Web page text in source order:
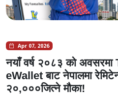
Apr 07, 2026
नयाँ वर्ष २०८३ को
eWallet बाट नेपालमा
२०,०००जित्ने मौका!